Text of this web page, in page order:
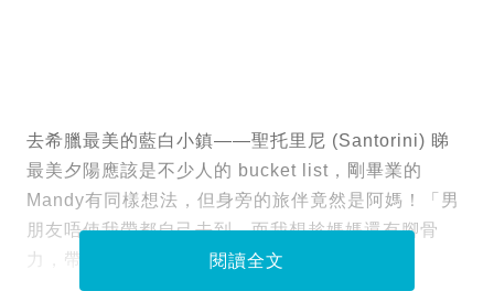
去希臘最美的藍白小鎮——聖托里尼 (Santorini) 睇
最美夕陽應該是不少人的 bucket list，剛畢業的
Mandy有同樣想法，但身旁的旅伴竟然是阿媽！「男
朋友唔使我帶都自己去到，而我想趁媽媽還有腳骨
力，帶佢去睇畢生難忘的美景。」
閱讀全文